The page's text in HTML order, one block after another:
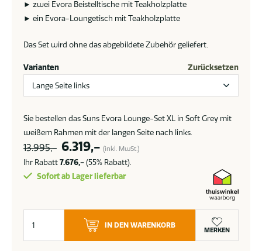
► zwei Evora Beistelltische mit Teakholzplatte
► ein Evora-Loungetisch mit Teakholzplatte
Das Set wird ohne das abgebildete Zubehör geliefert.
Varianten Zurücksetzen
Sie bestellen das Suns Evora Lounge-Set XL in Soft Grey mit
weißem Rahmen mit der langen Seite nach links.
13.995,- Ursprünglicher
Preis
war:
6.319,-Aktueller
Preis
ist:
(inkl. MwSt.)
Ihr Rabatt7.676,-(55% Rabatt).
Sofort ab Lager lieferbar
Evora
Lounge-
IN DEN WARENKORB
MERKEN